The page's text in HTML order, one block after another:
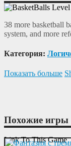
Link To This Game
38 more basketball
system, and more
Категория:
Показать больше
Похожие игры